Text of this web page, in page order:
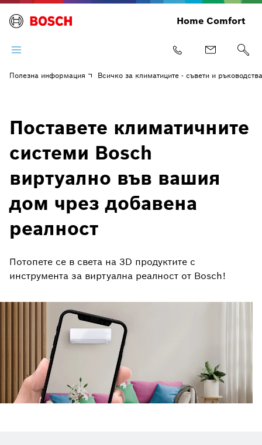
Home Comfort
Полезна информация Всичко за климатиците - съвети и ръководства
Поставете климатичните
системи Bosch
виртуално във вашия
дом чрез добавена
реалност
Потопете се в света на 3D продуктите с
инструмента за виртуална реалност от Bosch!